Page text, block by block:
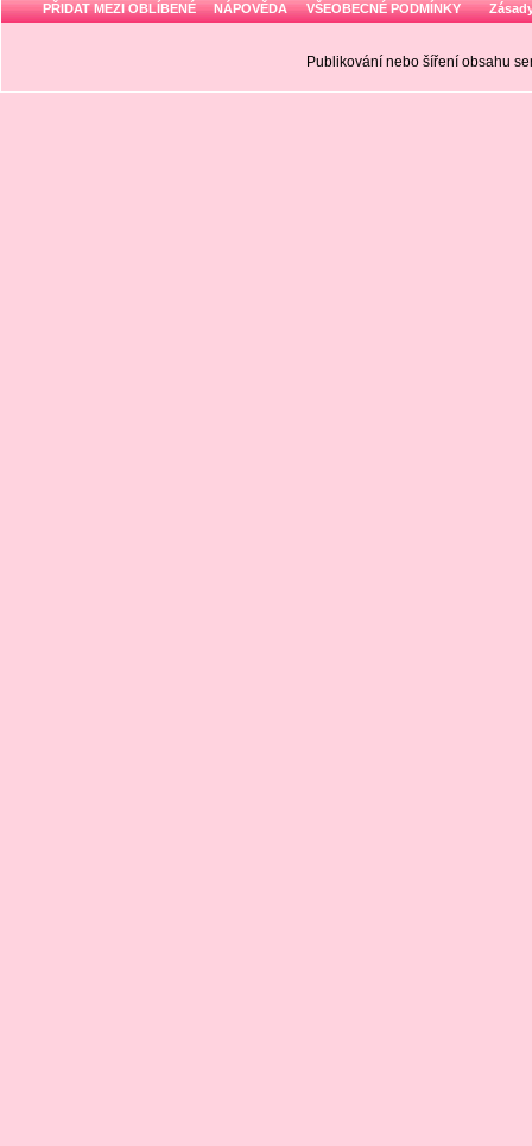
PŘIDAT MEZI OBLÍBENÉ NÁPOVĚDA VŠEOBECNÉ PODMÍNKY
Publikování nebo šíření obsahu